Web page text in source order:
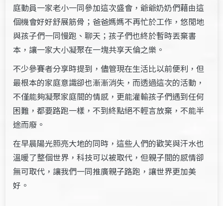
庭動員一家老小一同參加這次盛會，爺爺奶奶們藉由這
個機會好好舒展筋骨；爸爸媽媽不再忙於工作，悠閒地
與孩子們一同慢跑、聊天；孩子們也終於暫時丟棄書
本，讓一家大小凝聚在一塊共享天倫之樂。
不少參賽者分享時提到，儘管現在生活比以前便利，但
最根本的家庭意識卻也漸漸消失，而透過這次的活動，
不僅能夠凝聚家庭間的情感，更能灌輸孩子們遇到任何
困難，都要路跑一樣，不到終點絕不輕言放棄，不能半
途而廢。
在早晨陽光照亮大地的同時，這些人們的歡笑與汗水也
溫暖了整個世界，科技可以被取代，但親子間的感情卻
無可取代，讓我們一同推廣親子路跑，讓世界更加美
好。